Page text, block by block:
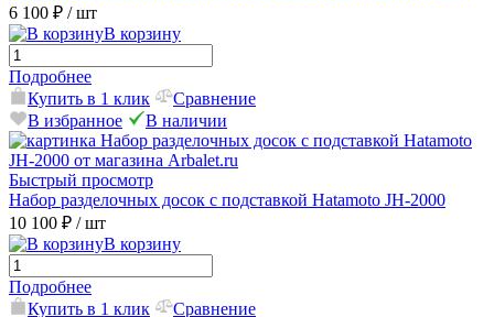
6 100 ₽ / шт
В корзину
Подробнее
Купить в 1 клик
Сравнение
В избранное
В наличии
Быстрый просмотр
Набор разделочных досок с подставкой Hatamoto JH-2000
10 100 ₽ / шт
В корзину
Подробнее
Купить в 1 клик
Сравнение